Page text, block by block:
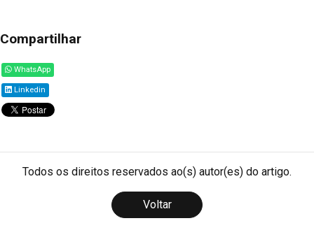
Compartilhar
WhatsApp
Linkedin
Todos os direitos reservados ao(s) autor(es) do artigo.
Voltar